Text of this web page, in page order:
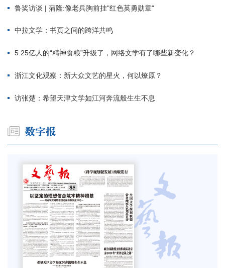
鲁奖访谈 | 蒲隆:像老兵胸前挂"红色英勇勋章"
中拉文学：书页之间的跨洋共鸣
5.25亿人的“精神食粮”升级了，网络文学有了哪些新变化？
浙江文化观察：新大众文艺的星火，何以燎原？
访张楚：希望天津文学如江河奔流般生生不息